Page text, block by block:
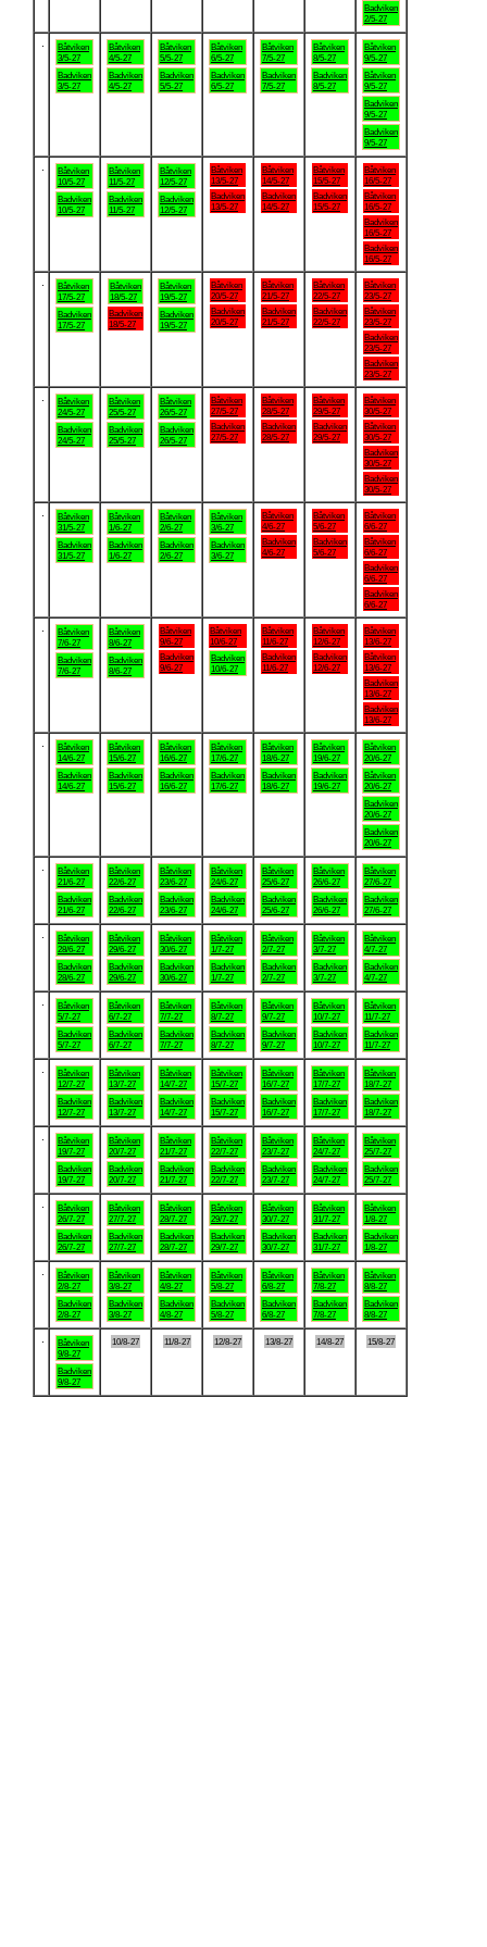
Badviken
2/5-27
Båtviken
3/5-27
Badviken
3/5-27
Båtviken
4/5-27
Badviken
4/5-27
Båtviken
5/5-27
Badviken
5/5-27
Båtviken
6/5-27
Badviken
6/5-27
Båtviken
7/5-27
Badviken
7/5-27
Båtviken
8/5-27
Badviken
8/5-27
Båtviken
9/5-27
Båtviken
9/5-27
Badviken
9/5-27
Badviken
9/5-27
Båtviken
10/5-27
Badviken
10/5-27
Båtviken
11/5-27
Badviken
11/5-27
Båtviken
12/5-27
Badviken
12/5-27
Båtviken
13/5-27
Badviken
13/5-27
Båtviken
14/5-27
Badviken
14/5-27
Båtviken
15/5-27
Badviken
15/5-27
Båtviken
16/5-27
Båtviken
16/5-27
Badviken
16/5-27
Badviken
16/5-27
Båtviken
17/5-27
Badviken
17/5-27
Båtviken
18/5-27
Badviken
18/5-27
Båtviken
19/5-27
Badviken
19/5-27
Båtviken
20/5-27
Badviken
20/5-27
Båtviken
21/5-27
Badviken
21/5-27
Båtviken
22/5-27
Badviken
22/5-27
Båtviken
23/5-27
Båtviken
23/5-27
Badviken
23/5-27
Badviken
23/5-27
Båtviken
24/5-27
Badviken
24/5-27
Båtviken
25/5-27
Badviken
25/5-27
Båtviken
26/5-27
Badviken
26/5-27
Båtviken
27/5-27
Badviken
27/5-27
Båtviken
28/5-27
Badviken
28/5-27
Båtviken
29/5-27
Badviken
29/5-27
Båtviken
30/5-27
Båtviken
30/5-27
Badviken
30/5-27
Badviken
30/5-27
Båtviken
31/5-27
Badviken
31/5-27
Båtviken
1/6-27
Badviken
1/6-27
Båtviken
2/6-27
Badviken
2/6-27
Båtviken
3/6-27
Badviken
3/6-27
Båtviken
4/6-27
Badviken
4/6-27
Båtviken
5/6-27
Badviken
5/6-27
Båtviken
6/6-27
Båtviken
6/6-27
Badviken
6/6-27
Badviken
6/6-27
Båtviken
7/6-27
Badviken
7/6-27
Båtviken
8/6-27
Badviken
8/6-27
Båtviken
9/6-27
Badviken
9/6-27
Båtviken
10/6-27
Badviken
10/6-27
Båtviken
11/6-27
Badviken
11/6-27
Båtviken
12/6-27
Badviken
12/6-27
Båtviken
13/6-27
Båtviken
13/6-27
Badviken
13/6-27
Badviken
13/6-27
Båtviken
14/6-27
Badviken
14/6-27
Båtviken
15/6-27
Badviken
15/6-27
Båtviken
16/6-27
Badviken
16/6-27
Båtviken
17/6-27
Badviken
17/6-27
Båtviken
18/6-27
Badviken
18/6-27
Båtviken
19/6-27
Badviken
19/6-27
Båtviken
20/6-27
Båtviken
20/6-27
Badviken
20/6-27
Badviken
20/6-27
Båtviken
21/6-27
Badviken
21/6-27
Båtviken
22/6-27
Badviken
22/6-27
Båtviken
23/6-27
Badviken
23/6-27
Båtviken
24/6-27
Badviken
24/6-27
Båtviken
25/6-27
Badviken
25/6-27
Båtviken
26/6-27
Badviken
26/6-27
Båtviken
27/6-27
Badviken
27/6-27
Båtviken
28/6-27
Badviken
28/6-27
Båtviken
29/6-27
Badviken
29/6-27
Båtviken
30/6-27
Badviken
30/6-27
Båtviken
1/7-27
Badviken
1/7-27
Båtviken
2/7-27
Badviken
2/7-27
Båtviken
3/7-27
Badviken
3/7-27
Båtviken
4/7-27
Badviken
4/7-27
Båtviken
5/7-27
Badviken
5/7-27
Båtviken
6/7-27
Badviken
6/7-27
Båtviken
7/7-27
Badviken
7/7-27
Båtviken
8/7-27
Badviken
8/7-27
Båtviken
9/7-27
Badviken
9/7-27
Båtviken
10/7-27
Badviken
10/7-27
Båtviken
11/7-27
Badviken
11/7-27
Båtviken
12/7-27
Badviken
12/7-27
Båtviken
13/7-27
Badviken
13/7-27
Båtviken
14/7-27
Badviken
14/7-27
Båtviken
15/7-27
Badviken
15/7-27
Båtviken
16/7-27
Badviken
16/7-27
Båtviken
17/7-27
Badviken
17/7-27
Båtviken
18/7-27
Badviken
18/7-27
Båtviken
19/7-27
Badviken
19/7-27
Båtviken
20/7-27
Badviken
20/7-27
Båtviken
21/7-27
Badviken
21/7-27
Båtviken
22/7-27
Badviken
22/7-27
Båtviken
23/7-27
Badviken
23/7-27
Båtviken
24/7-27
Badviken
24/7-27
Båtviken
25/7-27
Badviken
25/7-27
Båtviken
26/7-27
Badviken
26/7-27
Båtviken
27/7-27
Badviken
27/7-27
Båtviken
28/7-27
Badviken
28/7-27
Båtviken
29/7-27
Badviken
29/7-27
Båtviken
30/7-27
Badviken
30/7-27
Båtviken
31/7-27
Badviken
31/7-27
Båtviken
1/8-27
Badviken
1/8-27
Båtviken
2/8-27
Badviken
2/8-27
Båtviken
3/8-27
Badviken
3/8-27
Båtviken
4/8-27
Badviken
4/8-27
Båtviken
5/8-27
Badviken
5/8-27
Båtviken
6/8-27
Badviken
6/8-27
Båtviken
7/8-27
Badviken
7/8-27
Båtviken
8/8-27
Badviken
8/8-27
Båtviken
9/8-27
Badviken
9/8-27
10/8-27 11/8-27 12/8-27 13/8-27 14/8-27 15/8-27